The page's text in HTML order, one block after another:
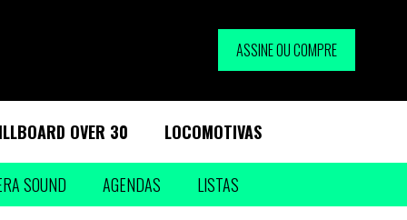
ASSINE OU COMPRE
OVER 30 LOCOMOTIVAS
SOUND AGENDAS LISTAS